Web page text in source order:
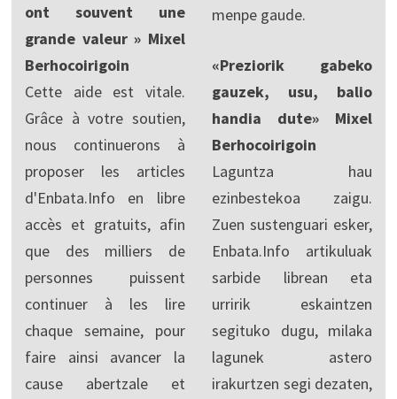
ont souvent une
grande valeur » Mixel
Berhocoirigoin
Cette aide est vitale.
Grâce à votre soutien,
nous continuerons à
proposer les articles
d'Enbata.Info en libre
accès et gratuits, afin
que des milliers de
personnes puissent
continuer à les lire
chaque semaine, pour
faire ainsi avancer la
cause abertzale et
menpe gaude.
«Preziorik gabeko
gauzek, usu, balio
handia dute» Mixel
Berhocoirigoin
Laguntza hau
ezinbestekoa zaigu.
Zuen sustenguari esker,
Enbata.Info artikuluak
sarbide librean eta
urririk eskaintzen
segituko dugu, milaka
lagunek astero
irakurtzen segi dezaten,